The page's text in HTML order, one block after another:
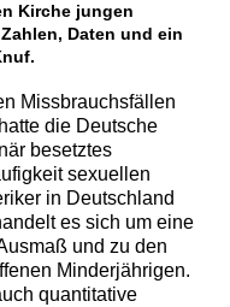
Kirche jungen
Daten und ein
Missbrauchsfällen
die Deutsche
besetztes
sexuellen
in Deutschland
es sich um eine
und zu den
Minderjährigen.
quantitative